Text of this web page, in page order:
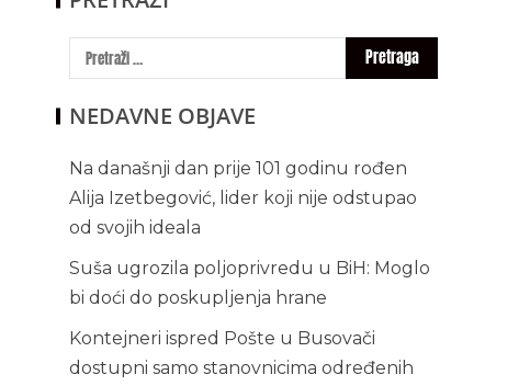
NEDAVNE OBJAVE
Na današnji dan prije 101 godinu rođen
Alija Izetbegović, lider koji nije odstupao
od svojih ideala
Suša ugrozila poljoprivredu u BiH: Moglo
bi doći do poskupljenja hrane
Kontejneri ispred Pošte u Busovači
dostupni samo stanovnicima određenih